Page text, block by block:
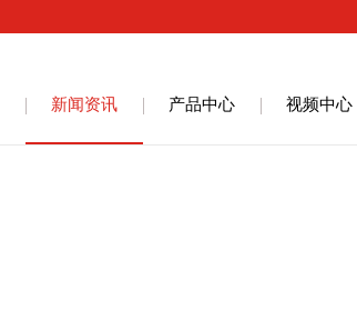
新闻资讯 产品中心 视频中心